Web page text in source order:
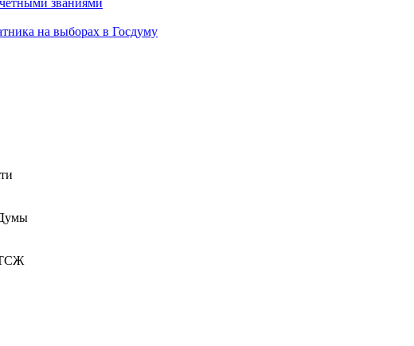
званиями
на выборах в Госдуму
ТСЖ